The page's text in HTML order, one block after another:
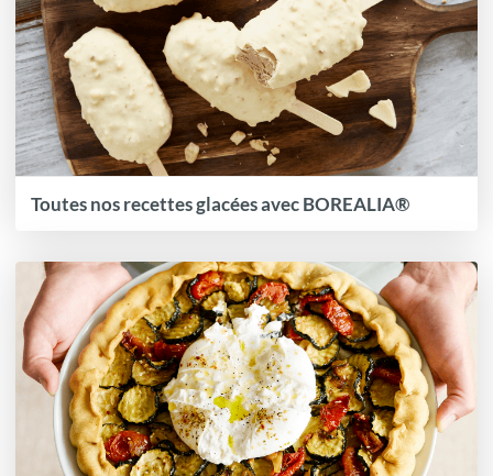
Toutes nos recettes glacées avec BOREALIA®